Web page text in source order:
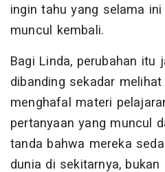
ingin tahu yang selama
muncul kembali.
Bagi Linda, perubahan itu
dibanding sekadar
menghafal materi
pertanyaan yang muncul
tanda bahwa mereka
dunia di sekitarnya,